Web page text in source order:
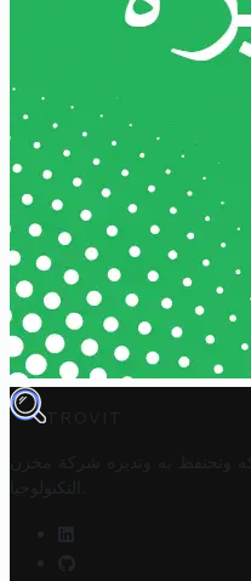
TROVIT
وتحتفظ به وتديره
شركة مخزن
التكنولوجيا